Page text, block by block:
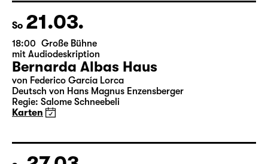
Regie: Enrico Lübbe
Karten
So 21.03.
18:00 Große Bühne
mit Audiodeskription
Bernarda Albas Haus
Regie: Salome Schneebeli
Karten